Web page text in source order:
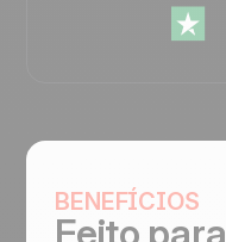
BENEFÍCIOS